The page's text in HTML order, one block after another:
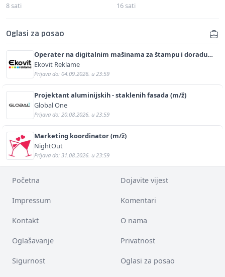
8 sati 16 sati
Oglasi za posao
Operater na digitalnim mašinama za štampu i doradu
(m/ž)
Ekovit Reklame
Prijava do: 04.09.2026. u 23:59
Projektant aluminijskih - staklenih fasada (m/ž)
Global One
Prijava do: 20.08.2026. u 23:59
Marketing koordinator (m/ž)
NightOut
Prijava do: 31.08.2026. u 23:59
Početna Dojavite vijest
Impressum Komentari
Kontakt O nama
Oglašavanje Privatnost
Sigurnost Oglasi za posao